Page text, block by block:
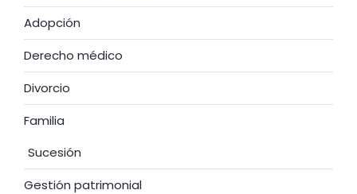
Adopción
Derecho médico
Divorcio
Familia
Sucesión
Gestión patrimonial